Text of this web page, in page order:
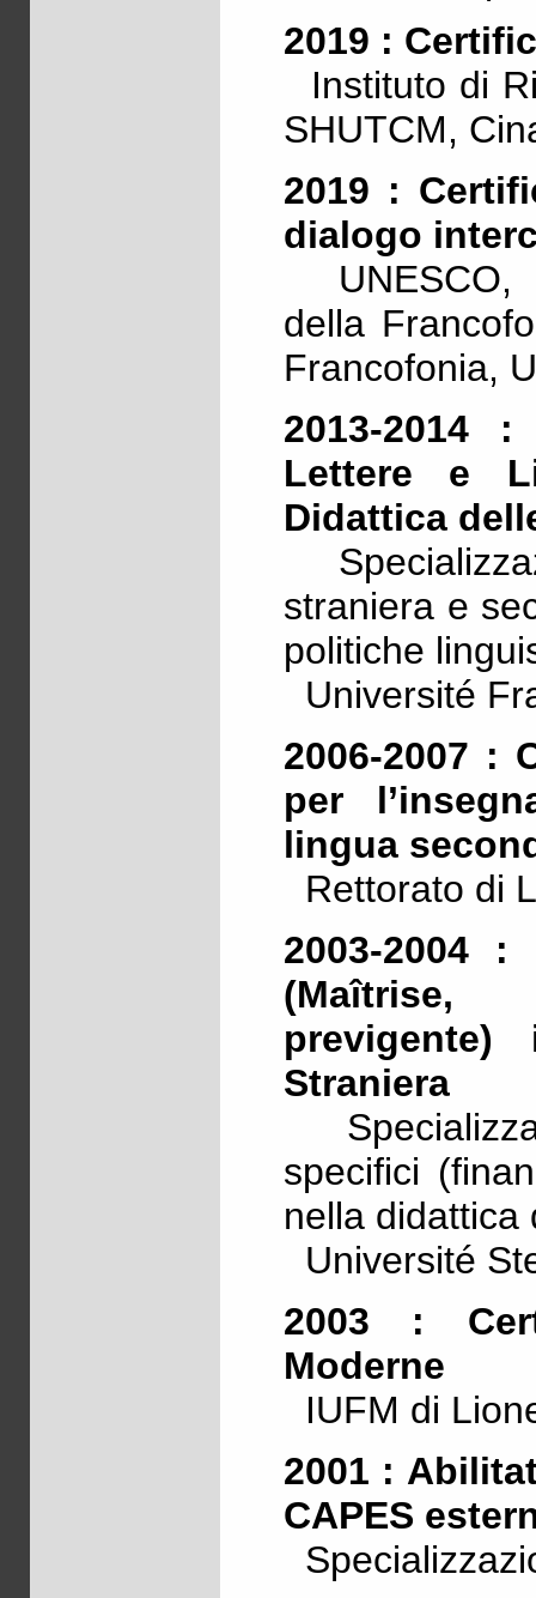
2019 :
Instituto di
SHUTCM,
2019 :
dialogo
UNESCO,
della
Francofonia,
2013-2014
Lettere e
Didattica
straniera e
politiche
Université
2006-2007 :
per
lingua
Rettorato di
2003-2004
(Maîtrise,
Straniera
specifici
nella didattica
Université
2003 :
Moderne
IUFM di
2001 :
CAPES